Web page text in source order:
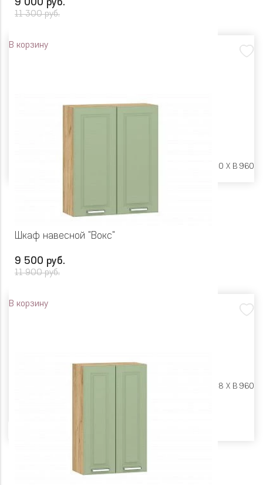
9 000 руб.
11 300 руб.
В корзину
Ш 600 X Г 600 X В 960
Шкаф навесной "Вокс"
9 500 руб.
11 900 руб.
В корзину
Ш 800 X Г 318 X В 960